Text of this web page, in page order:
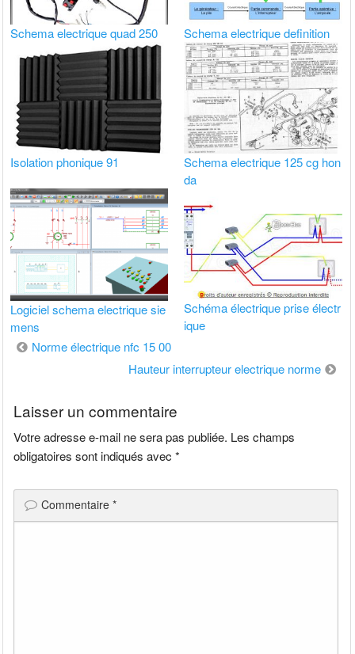
Schema electrique quad 250 Schema electrique definition
Isolation phonique 91
Schema electrique 125 cg hon
da
Logiciel schema electrique sie
mens
Schéma électrique prise électr
ique
Navigation
Norme électrique nfc 15 00
Hauteur interrupteur electrique norme
Laisser un commentaire
Votre adresse e-mail ne sera pas publiée. Les champs
obligatoires sont indiqués avec*
Commentaire*